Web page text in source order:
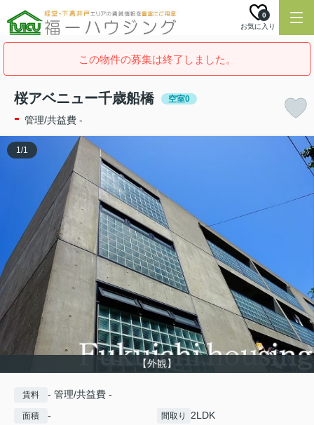
お気に入り
0
この物件の募集は終了しました。
桜アベニュー千歳船橋 空室0
- 管理/共益費 -
【外観】
1/1
賃料 - 管理/共益費 -
面積 - 間取り 2LDK